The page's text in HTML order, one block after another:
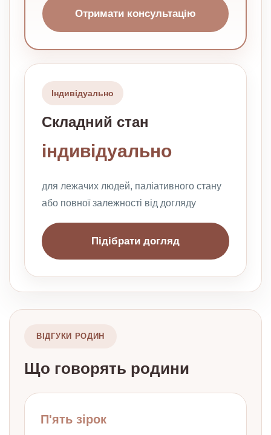
Отримати консультацію
Індивідуально
Складний стан
індивідуально
для лежачих людей, паліативного стану
або повної залежності від догляду
Підібрати догляд
ВІДГУКИ РОДИН
Що говорять родини
П'ять зірок